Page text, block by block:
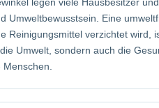
Umweltbewusstsein. Eine
Reinigungsmittel verzichtet wird,
Umwelt, sondern auch die